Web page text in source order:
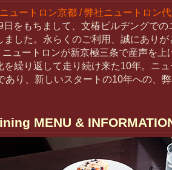
ュートロン京都 / 弊社ニュートロン
日をもちまして、文椿ビルヂングで
ました。永らくのご利用、誠にあり
ュートロンが新京極三条で産声を上
を繰り返して走り続け来た10年。ニ
あり、新しいスタートの10年への、
MENU &